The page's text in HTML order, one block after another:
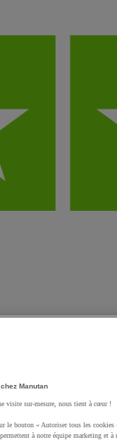
un produit à votre
Manutan
visite sur-mesure, nous tient à cœur !
le bouton « Autoriser tous les cookies
à notre équipe marketing et à